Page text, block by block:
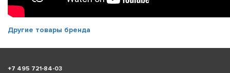
Другие товары бренда
+7 495 721-84-03